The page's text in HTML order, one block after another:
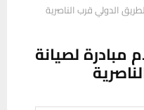
الدولي قرب الناصرية
مبادرة لصيانة